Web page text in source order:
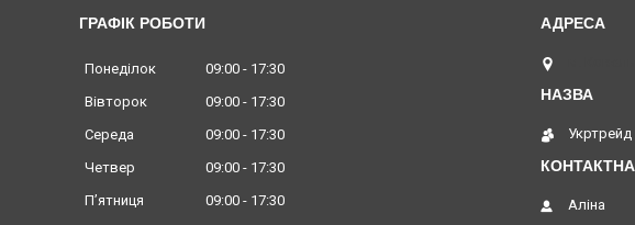
ГРАФІК РОБОТИ
Понеділок 09:00
17:30
Вівторок
09:00
17:30
Середа
09:00
17:30
Четвер
09:00
17:30
Пʼятниця
09:00
17:30
Укртрейд
Аліна